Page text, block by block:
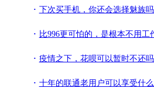
下次买手机，你还会选择魅族吗？6年“老魅友”说出
比996更可怕的，是根本不用工
疫情之下，花呗可以暂时不还吗？支付宝的回应获
十年的联通老用户可以享受什么样的待